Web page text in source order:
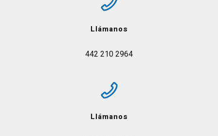
Llámanos
442 210 2964
Llámanos